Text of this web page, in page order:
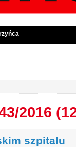
2016
szpitalu